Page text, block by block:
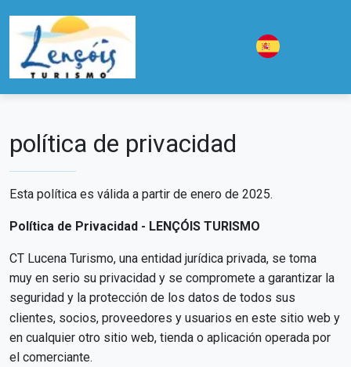
política de privacidad
Esta política es válida a partir de enero de 2025.
Política de Privacidad - LENÇÓIS TURISMO
CT Lucena Turismo, una entidad jurídica privada, se toma
muy en serio su privacidad y se compromete a garantizar la
seguridad y la protección de los datos de todos sus
clientes, socios, proveedores y usuarios en este sitio web y
en cualquier otro sitio web, tienda o aplicación operada por
el comerciante.